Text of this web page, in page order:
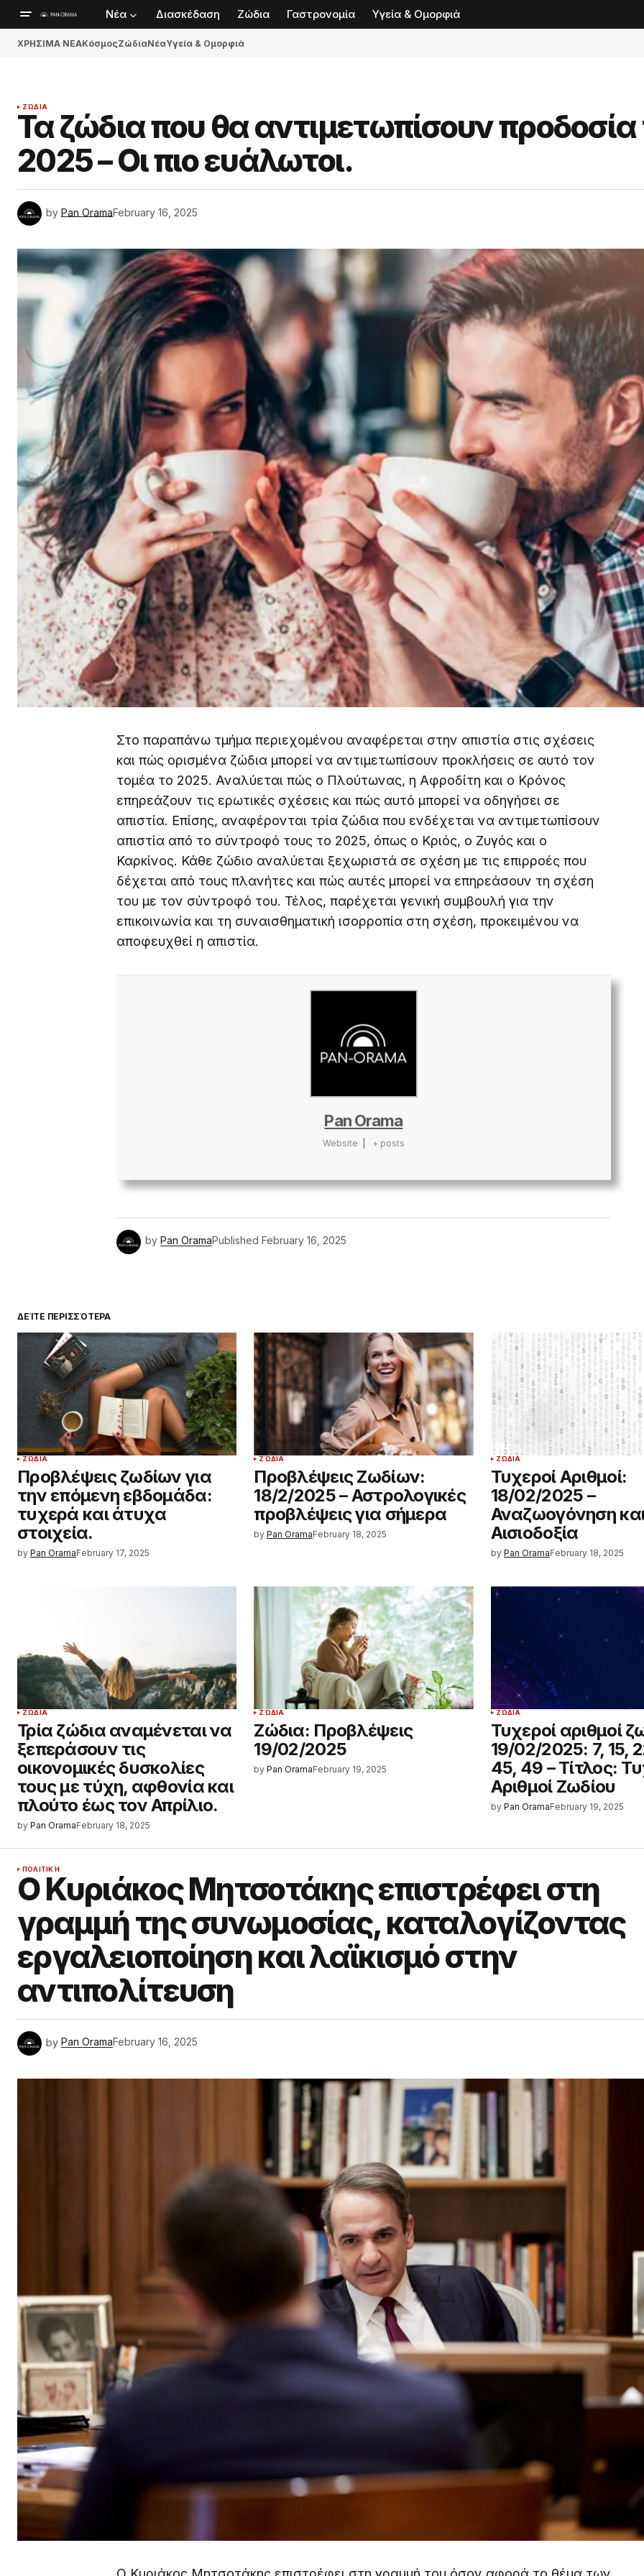
Νέα Διασκέδαση Ζώδια Γαστρονομία Υγεία & Ομορφιά
ΧΡΗΣΙΜΑ ΝΕΑΚόσμοςΖώδιαΝέαΥγεία & Ομορφιά
ΖΏΔΙΑ
Τα ζώδια που θα αντιμετωπίσουν προδοσία
2025 – Οι πιο ευάλωτοι.
by Pan OramaFebruary 16, 2025
Στο παραπάνω τμήμα περιεχομένου αναφέρεται στην απιστία στις σχέσεις
και πώς ορισμένα ζώδια μπορεί να αντιμετωπίσουν προκλήσεις σε αυτό τον
τομέα το 2025. Αναλύεται πώς ο Πλούτωνας, η Αφροδίτη και ο Κρόνος
επηρεάζουν τις ερωτικές σχέσεις και πώς αυτό μπορεί να οδηγήσει σε
απιστία. Επίσης, αναφέρονται τρία ζώδια που ενδέχεται να αντιμετωπίσουν
απιστία από το σύντροφό τους το 2025, όπως ο Κριός, ο Ζυγός και ο
Καρκίνος. Κάθε ζώδιο αναλύεται ξεχωριστά σε σχέση με τις επιρροές που
δέχεται από τους πλανήτες και πώς αυτές μπορεί να επηρεάσουν τη σχέση
του με τον σύντροφό του. Τέλος, παρέχεται γενική συμβουλή για την
επικοινωνία και τη συναισθηματική ισορροπία στη σχέση, προκειμένου να
αποφευχθεί η απιστία.
Pan Orama
Website + posts
by Pan OramaPublished February 16, 2025
ΔΕΊΤΕ ΠΕΡΙΣΣΌΤΕΡΑ
ΖΏΔΙΑ
Προβλέψεις ζωδίων για
την επόμενη εβδομάδα:
τυχερά και άτυχα
στοιχεία.
by Pan OramaFebruary 17, 2025
ΖΏΔΙΑ
Προβλέψεις Ζωδίων:
18/2/2025 – Αστρολογικές
προβλέψεις για σήμερα
by Pan OramaFebruary 18, 2025
ΖΏΔΙΑ
Τυχεροί Αριθμοί:
18/02/2025 –
Αναζωογόνηση
Αισιοδοξία
by Pan OramaFebruary 18, 2025
ΖΏΔΙΑ
Τρία ζώδια αναμένεται να
ξεπεράσουν τις
οικονομικές δυσκολίες
τους με τύχη, αφθονία και
πλούτο έως τον Απρίλιο.
by Pan OramaFebruary 18, 2025
ΖΏΔΙΑ
Ζώδια: Προβλέψεις
19/02/2025
by Pan OramaFebruary 19, 2025
ΖΏΔΙΑ
Τυχεροί αριθμοί
19/02/2025: 7, 15,
45, 49 – Τίτλος:
Αριθμοί Ζωδίου
by Pan OramaFebruary 19, 2025
ΠΟΛΙΤΙΚΉ
Ο Κυριάκος Μητσοτάκης επιστρέφει στη
γραμμή της συνωμοσίας, καταλογίζοντας
εργαλειοποίηση και λαϊκισμό στην
αντιπολίτευση
by Pan OramaFebruary 16, 2025